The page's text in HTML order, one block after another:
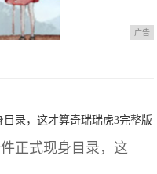
广告
正式现身目录，这